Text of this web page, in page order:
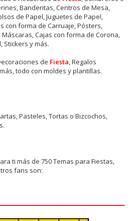
Banderitas, Centros de Mesa,
de Papel, Juguetes de Papel,
con forma de Carruaje, Pósters,
Cajas con forma de Corona,
Stickers y más.
de Fiesta, Regalos
todo con moldes y plantillas.
Pasteles, Tortas o Bizcochos,
ti más de 750 Temas para Fiestas,
fans son: